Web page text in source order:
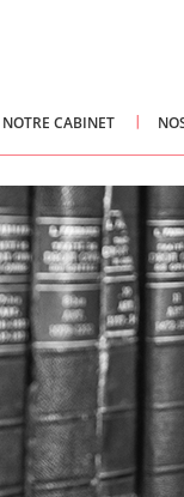
NOTRE CABINET